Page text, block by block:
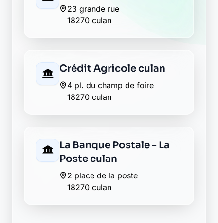
23 grande rue
18270 culan
Crédit Agricole culan
4 pl. du champ de foire
18270 culan
La Banque Postale - La
Poste culan
2 place de la poste
18270 culan